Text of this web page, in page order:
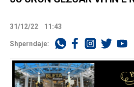
31/12/22 11:43
Shperndaje: